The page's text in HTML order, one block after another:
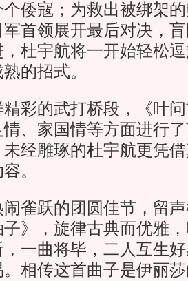
倭寇；为救出被绑架
首领展开最后对决，
杜宇航将一开始轻松
的招式。
的武打桥段，《叶问
、家国情等方面进行
经雕琢的杜宇航更凭
。
跃的团圆佳节，留声
子》，旋律古典而优雅
一曲将毕，二人互生
相传这首曲子是伊丽